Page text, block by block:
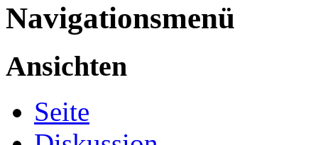
Navigationsmenü
Ansichten
Seite